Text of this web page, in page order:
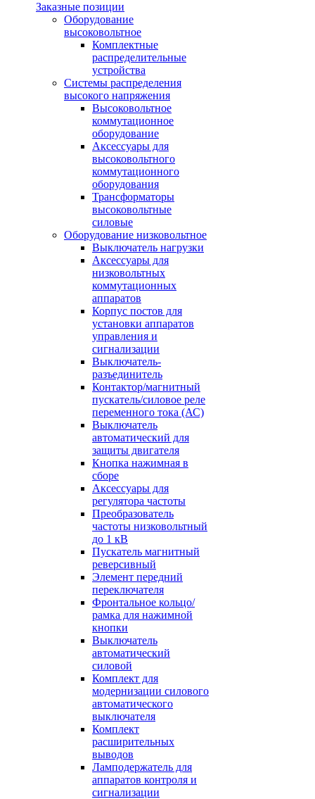
Заказные позиции
Оборудование
высоковольтное
Комплектные
распределительные
устройства
Системы распределения
высокого напряжения
Высоковольтное
коммутационное
оборудование
Аксессуары для
высоковольтного
коммутационного
оборудования
Трансформаторы
высоковольтные
силовые
Оборудование низковольтное
Выключатель нагрузки
Аксессуары для
низковольтных
коммутационных
аппаратов
Корпус постов для
установки аппаратов
управления и
сигнализации
Выключатель-
разъединитель
Контактор/магнитный
пускатель/силовое реле
переменного тока (АС)
Выключатель
автоматический для
защиты двигателя
Кнопка нажимная в
сборе
Аксессуары для
регулятора частоты
Преобразователь
частоты низковольтный
до 1 кВ
Пускатель магнитный
реверсивный
Элемент передний
переключателя
Фронтальное кольцо/
рамка для нажимной
кнопки
Выключатель
автоматический
силовой
Комплект для
модернизации силового
автоматического
выключателя
Комплект
расширительных
выводов
Ламподержатель для
аппаратов контроля и
сигнализации